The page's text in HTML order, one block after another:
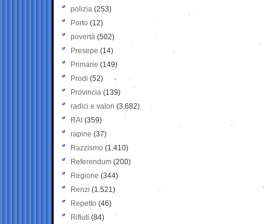
polizia (253)
Porto (12)
povertà (502)
Presepe (14)
Primarie (149)
Prodi (52)
Provincia (139)
radici e valori (3.682)
RAI (359)
rapine (37)
Razzismo (1.410)
Referendum (200)
Regione (344)
Renzi (1.521)
Repetto (46)
Rifiuti (84)